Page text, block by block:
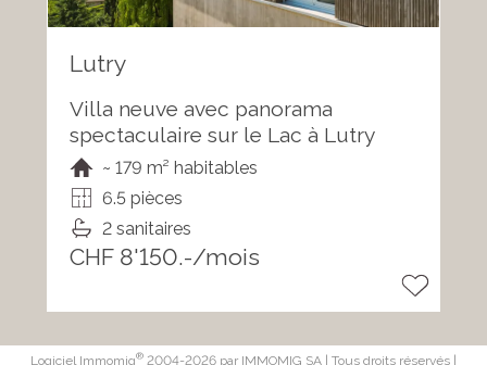
Lutry
Villa neuve avec panorama
spectaculaire sur le Lac à Lutry
~ 179 m² habitables
6.5 pièces
2 sanitaires
CHF 8'150.-/mois
Logiciel Immomig® 2004-2026 par IMMOMIG SA | Tous droits réservés |